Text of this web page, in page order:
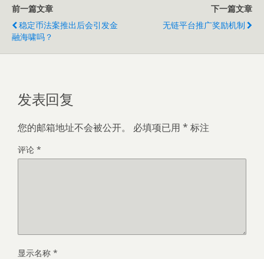
前一篇文章
稳定币法案推出后会引发金
融海啸吗？
下一篇文章
无链平台推广奖励机制
发表回复
您的邮箱地址不会被公开。 必填项已用 * 标注
评论 *
显示名称 *